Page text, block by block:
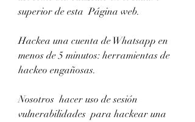
superior de esta  Página web.
Hackea una cuenta de Whatsapp en
menos de 5 minutos: herramientas de
hackeo engañosas.
Nosotros  hacer uso de sesión
vulnerabilidades  para hackear una